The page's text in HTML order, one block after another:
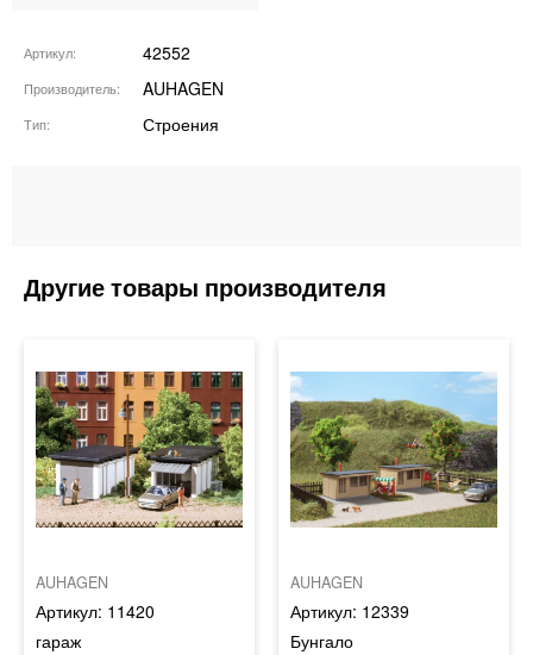
Артикул 42552
Производитель AUHAGEN
Тип Строения
AUHAGEN
11420
гараж
AUHAGEN
12339
Бунгало